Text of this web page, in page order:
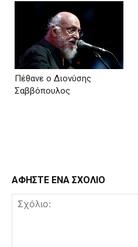
Πέθανε ο Διονύσης
Σαββόπουλος
ΑΦΗΣΤΕ ΕΝΑ ΣΧΟΛΙΟ